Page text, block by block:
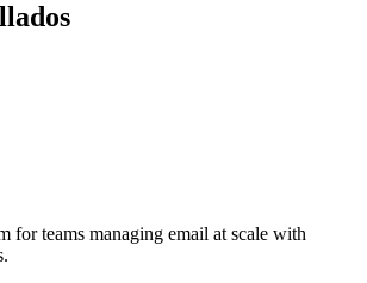
for teams managing email at scale with